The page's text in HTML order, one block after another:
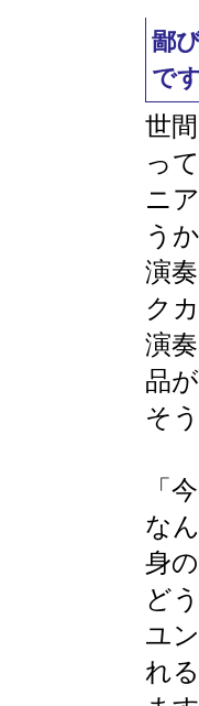
鄙
で
世
っ
ニ
う
演
ク
演
品
そ
「
な
身
ど
ユ
れ